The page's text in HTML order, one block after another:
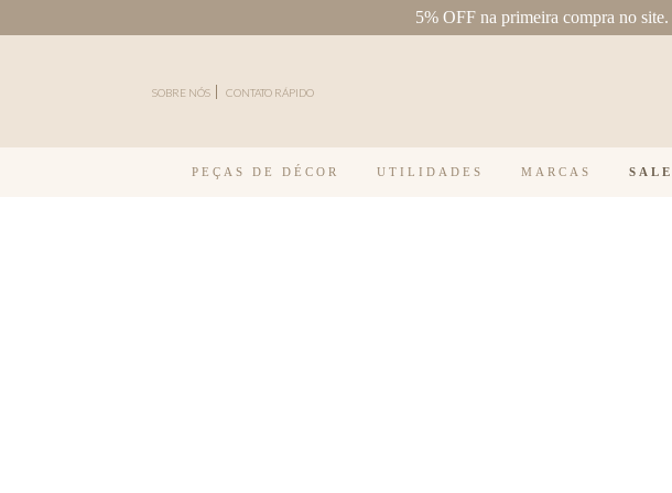
5% OFF na primeira compra no site.
SOBRE NÓS CONTATO RÁPIDO
PEÇAS DE DÉCOR UTILIDADES MARCAS SALE